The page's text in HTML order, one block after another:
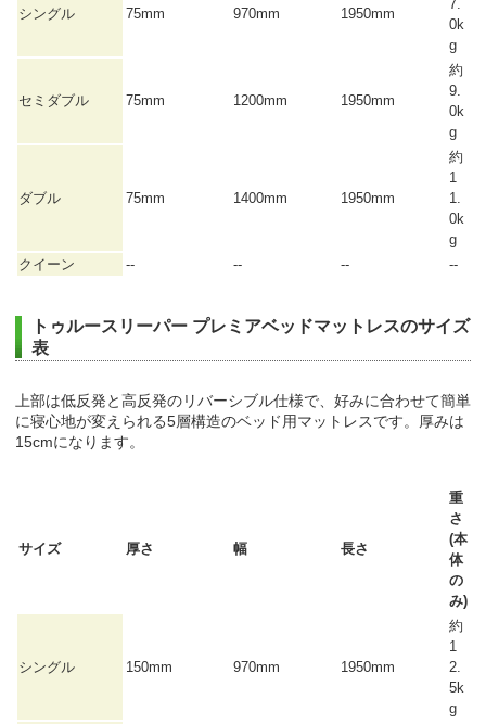
シングル 75mm 970mm 1950mm
7.
0k
g
セミダブル 75mm 1200mm 1950mm
約
9.
0k
g
ダブル 75mm 1400mm 1950mm
約
1
1.
0k
g
クイーン
-- -- -- --
トゥルースリーパー プレミアベッドマットレスのサイズ
表
上部は低反発と高反発のリバーシブル仕様で、好みに合わせて簡単
に寝心地が変えられる5層構造のベッド用マットレスです。厚みは
15cmになります。
サイズ 厚さ 幅 長さ
重
さ
(本
体
の
み)
シングル 150mm 970mm 1950mm
約
1
2.
5k
g